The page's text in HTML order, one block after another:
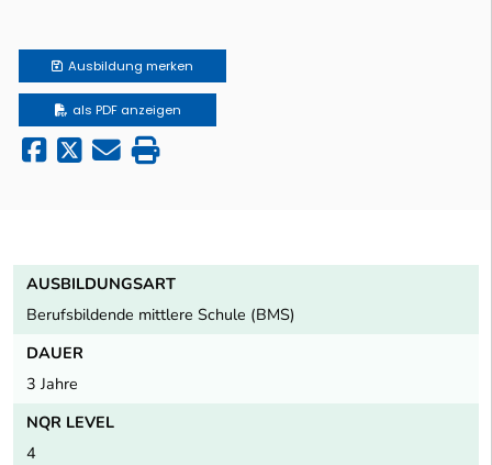
Ausbildung merken
als PDF anzeigen
AUSBILDUNGSART
Berufsbildende mittlere Schule (BMS)
DAUER
3 Jahre
NQR LEVEL
4